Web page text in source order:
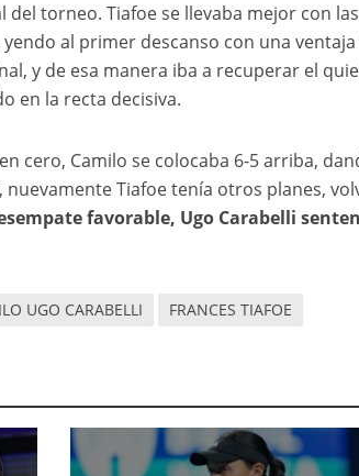
del torneo. Tiafoe se llevaba mejor con
al primer descanso con una
y de esa manera iba a recuperar el
en la recta decisiva.
cero, Camilo se colocaba 6-5 arriba,
Tiafoe tenía otros planes,
favorable, Ugo Carabelli
UGO CARABELLI FRANCES TIAFOE